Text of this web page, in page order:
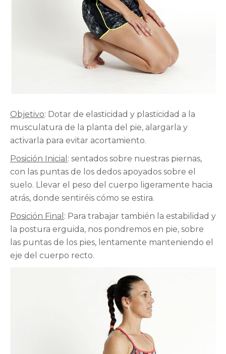
Objetivo: Dotar de elasticidad y plasticidad a la
musculatura de la planta del pie, alargarla y
activarla para evitar acortamiento.
Posición Inicial : sentados sobre nuestras piernas,
con las puntas de los dedos apoyados sobre el
suelo. Llevar el peso del cuerpo ligeramente hacia
atrás, donde sentiréis cómo se estira.
Posición Final : Para trabajar también la estabilidad y
la postura erguida, nos pondremos en pie, sobre
las puntas de los pies, lentamente manteniendo el
eje del cuerpo recto.